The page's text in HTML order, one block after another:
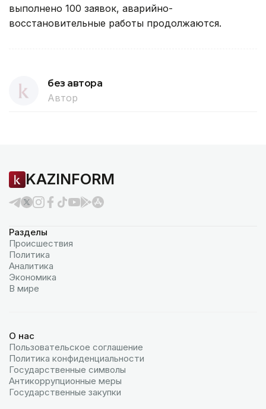
выполнено 100 заявок, аварийно-
восстановительные работы продолжаются.
без автора
Автор
KAZINFORM
Разделы
Происшествия
Политика
Аналитика
Экономика
В мире
О нас
Пользовательское соглашение
Политика конфиденциальности
Государственные символы
Антикоррупционные меры
Государственные закупки